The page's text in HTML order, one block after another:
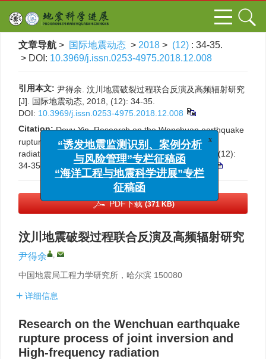
文章导航 > 国际地震动态 > 2018 > (12) : 34-35.
> DOI: 10.3969/j.issn.0253-4975.2018.12.008
引用本文: 尹得余. 汶川地震破裂过程联合反演及高频辐射研究
[J]. 国际地震动态, 2018, (12): 34-35.
DOI: 10.3969/j.issn.0253-4975.2018.12.008
Citation: Deyu Yin. Research on the Wenchuan earthquake
rupture process of joint inversion and High-frequency
radiation[J].
Progress in Earthquake Sciences
, 2018, (12):
34-35.
DOI: 10.3969/j.issn.0253-4975.2018.12.008
PDF下载(371 KB)
汶川地震破裂过程联合反演及高频辐射研究
尹得余 ,
中国地震局工程力学研究所，哈尔滨 150080
详细信息
Research on the Wenchuan earthquake
rupture process of joint inversion and
High-frequency radiation
“诱发地震监测识别、案例分析
与风险管理”专栏征稿函
“海洋工程与地震科学进展”专栏
征稿函